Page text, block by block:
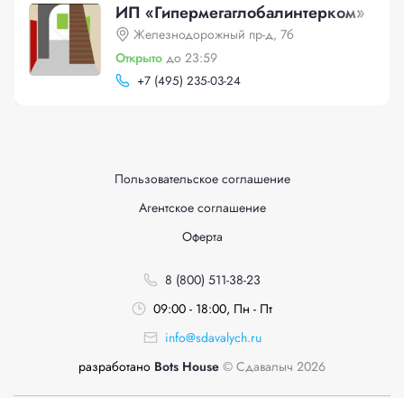
ИП «Гипермегаглобалинтерком»
Железнодорожный пр-д, 7б
Открыто до 23:59
+7 (495) 235-03-24
Пользовательское соглашение
Агентское соглашение
Оферта
8 (800) 511-38-23
09:00 - 18:00, Пн - Пт
info@sdavalych.ru
разработано Bots House © Сдавалыч 2026